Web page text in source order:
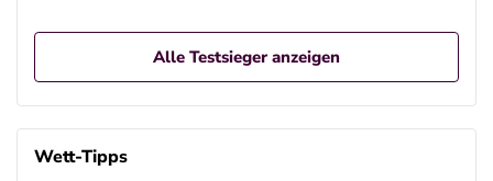
Alle Testsieger anzeigen
Wett-Tipps